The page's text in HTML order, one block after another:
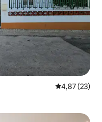
Évaluation
4,87 (23)